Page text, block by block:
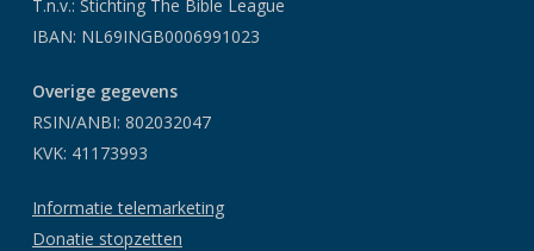
T.n.v.: Stichting The Bible League
IBAN: NL69INGB0006991023
Overige gegevens
RSIN/ANBI: 802032047
KVK: 41173993
Informatie telemarketing
Donatie stopzetten